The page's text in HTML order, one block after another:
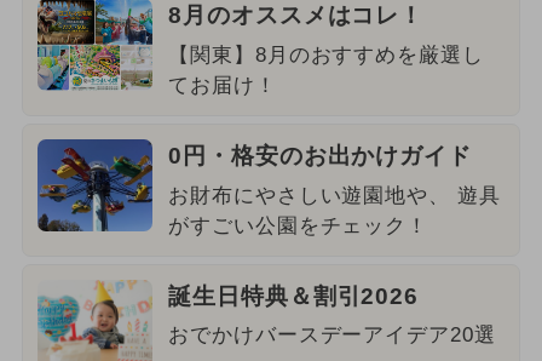
8月のオススメはコレ！
【関東】8月のおすすめを厳選し
てお届け！
0円・格安のお出かけガイド
お財布にやさしい遊園地や、 遊具
がすごい公園をチェック！
誕生日特典＆割引2026
おでかけバースデーアイデア20選